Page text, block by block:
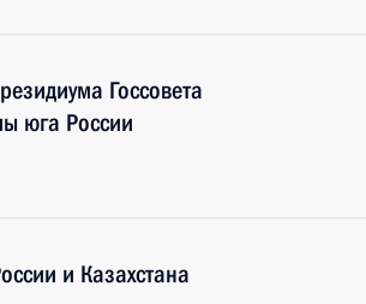
Госсовета
юга России
и Казахстана